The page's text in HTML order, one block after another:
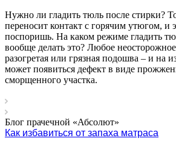
Нужно ли гладить тюль после стирки?
переносит контакт с горячим утюгом, и
поспоришь. На каком режиме гладить
вообще делать это? Любое
разогретая или грязная подошва – и на
может появиться дефект в виде
сморщенного участка.
Блог прачечной «Абсолют»
Как избавиться от запаха матраса